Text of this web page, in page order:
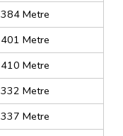
384 Metre
401 Metre
410 Metre
332 Metre
337 Metre